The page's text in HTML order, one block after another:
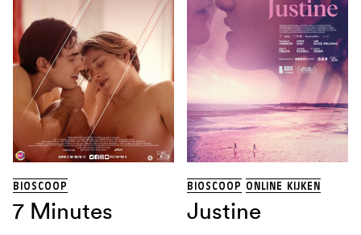
BIOSCOOP
7 Minutes
BIOSCOOP ONLINE KIJKEN
Justine